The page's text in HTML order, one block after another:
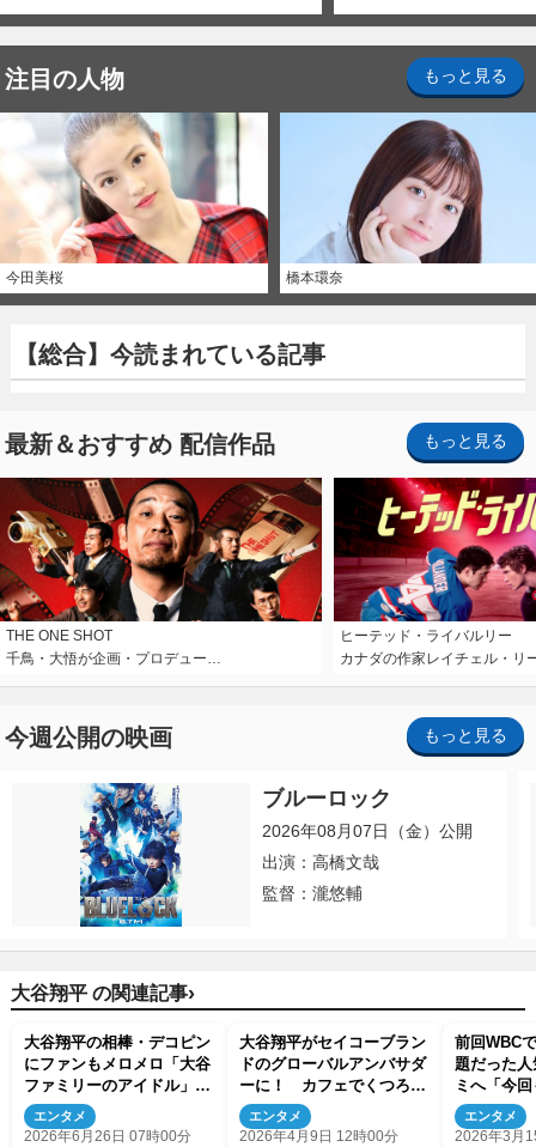
注目の人物 もっと見る
今田美桜 橋本環奈
【総合】今読まれている記事
最新＆おすすめ 配信作品 もっと見る
THE ONE SHOT
千鳥・大悟が企画・プロデュー…
ヒーテッド・ライバルリー
カナダの作家レイチェル・リ
今週公開の映画 もっと見る
ブルーロック
2026年08月07日（金）公開
出演：高橋文哉
監督：瀧悠輔
大谷翔平 の関連記事›
大谷翔平の相棒・デコピン
にファンもメロメロ「大谷
ファミリーのアイドル」
「幸せな気分になれます」
エンタメ
2026年6月26日 07時00分
大谷翔平がセイコーブラン
ドのグローバルアンバサダ
ーに！ カフェでくつろぐ
姿を映し出した新テレビ
CM公開
エンタメ
2026年4月9日 12時00分
前回WBC
題だった
ミへ「今
2ショット
エンタメ
2026年3月